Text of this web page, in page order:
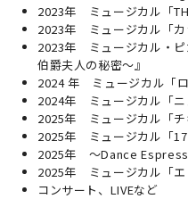
2023年 ミュージカル「
2023年 ミュージカル「カ
2023年 ミュージカル・ピ
伯爵夫人の秘密～』
2024 年 ミュージカル「ロ
2024年 ミュージカル「ニ
2025年 ミュージカル「チ
2025年 ミュージカル「
2025年 ～Dance
2025年 ミュージカル「エ
コンサート、LIVEなど